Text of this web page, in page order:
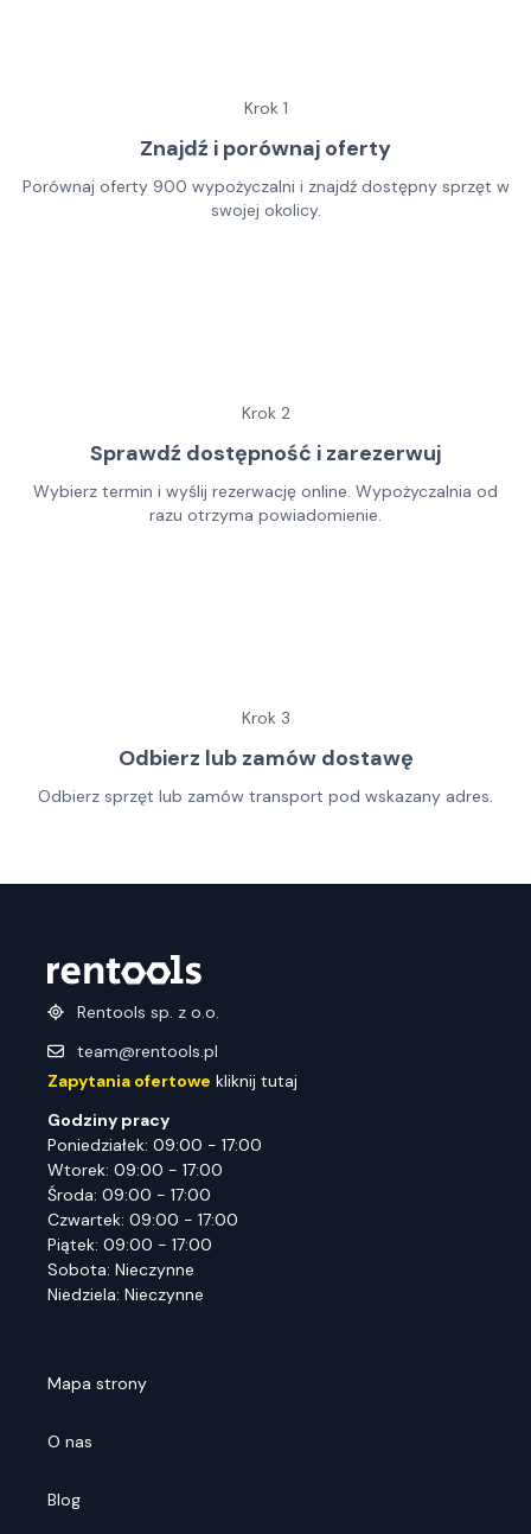
Krok 1
Znajdź i porównaj oferty
Porównaj oferty 900 wypożyczalni i znajdź dostępny sprzęt w
swojej okolicy.
Krok 2
Sprawdź dostępność i zarezerwuj
Wybierz termin i wyślij rezerwację online. Wypożyczalnia od
razu otrzyma powiadomienie.
Krok 3
Odbierz lub zamów dostawę
Odbierz sprzęt lub zamów transport pod wskazany adres.
Rentools sp. z o.o.
team@rentools.pl
Zapytania ofertowe kliknij tutaj
Godziny pracy
Poniedziałek: 09:00 - 17:00
Wtorek: 09:00 - 17:00
Środa: 09:00 - 17:00
Czwartek: 09:00 - 17:00
Piątek: 09:00 - 17:00
Sobota: Nieczynne
Niedziela: Nieczynne
Mapa strony
O nas
Blog